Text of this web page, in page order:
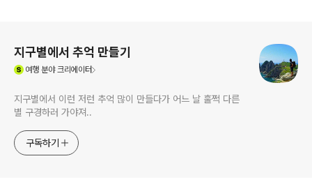
지구별에서 추억 만들기
여행분야 크리에이터
지구별에서 이런 저런 추억 많이 만들다가 어느 날 훌쩍 다른
별 구경하러 가야져..
구독하기